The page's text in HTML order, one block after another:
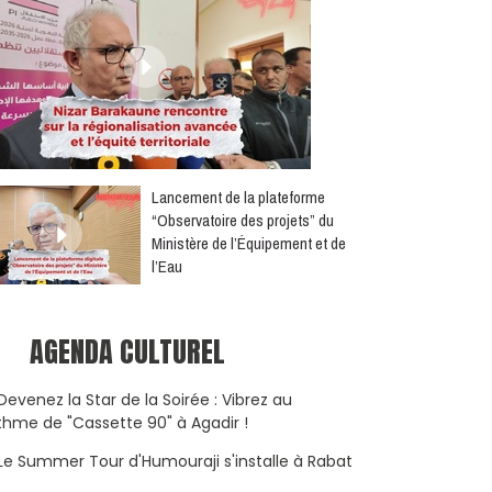
​Lancement de la plateforme
“Observatoire des projets” du
Ministère de l’Équipement et de
l’Eau
AGENDA CULTUREL
la Star de la Soirée : Vibrez au
de "Cassette 90" à Agadir !
Summer Tour d'Humouraji s'installe à Rabat